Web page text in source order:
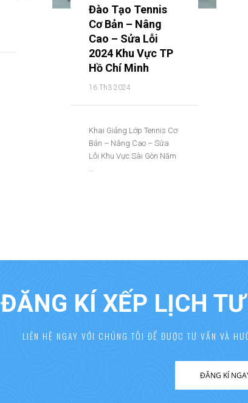
Đào Tạo Tennis
Cơ Bản – Nâng
Cao – Sửa Lỗi
2024 Khu Vực TP
Hồ Chí Minh
16 Th3 2024
Khai Giảng Lớp Tennis Cơ
Bản – Nâng Cao – Sửa
Lỗi Khu Vực Sài Gòn Năm
ĐĂNG KÍ XẾP LỊCH
LIÊN HỆ NGAY VỚI CHÚNG TÔI ĐỂ ĐƯỢC TƯ VẤN VÀ
ĐĂNG KÍ